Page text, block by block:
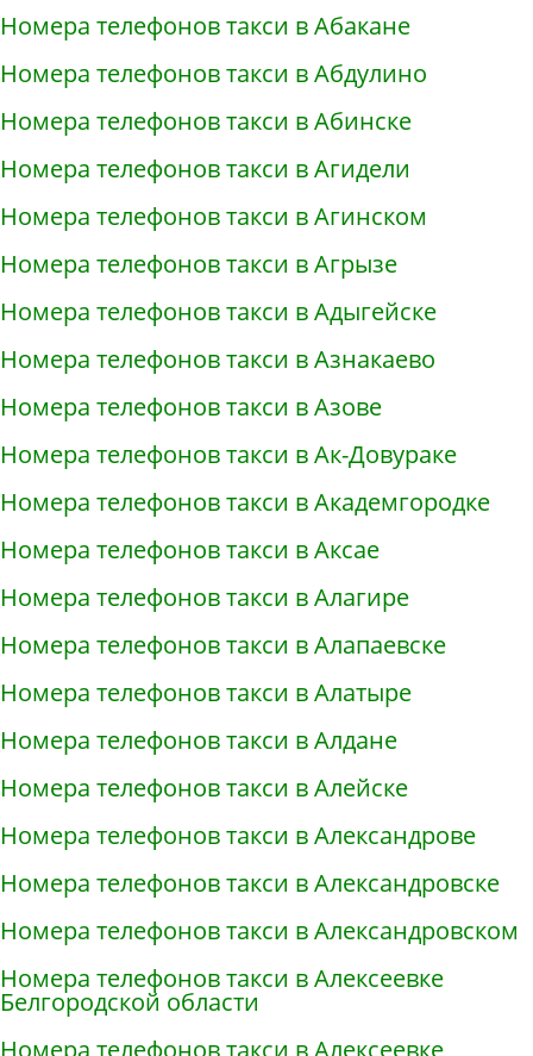
Номера телефонов такси в Абакане
Номера телефонов такси в Абдулино
Номера телефонов такси в Абинске
Номера телефонов такси в Агидели
Номера телефонов такси в Агинском
Номера телефонов такси в Агрызе
Номера телефонов такси в Адыгейске
Номера телефонов такси в Азнакаево
Номера телефонов такси в Азове
Номера телефонов такси в Ак-Довураке
Номера телефонов такси в Академгородке
Номера телефонов такси в Аксае
Номера телефонов такси в Алагире
Номера телефонов такси в Алапаевске
Номера телефонов такси в Алатыре
Номера телефонов такси в Алдане
Номера телефонов такси в Алейске
Номера телефонов такси в Александрове
Номера телефонов такси в Александровске
Номера телефонов такси в Александровском
Номера телефонов такси в Алексеевке
Белгородской области
Номера телефонов такси в Алексеевке